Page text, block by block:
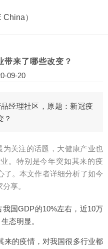
）
带来了哪些改变？
09-20
经理社区，原题：新冠疫
？
为关注的话题，大健康产业也
。特别是今年突如其来的疫
了。本文作者详细分析了如今
享。
国GDP的10%左右，近10万
态明显。
来的疫情，对我国很多行业都